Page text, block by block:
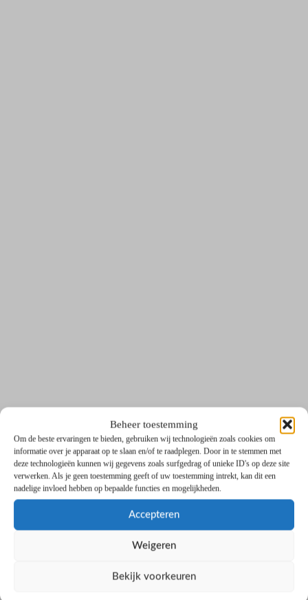
Beheer toestemming
Om de beste ervaringen te bieden, gebruiken wij technologieën zoals cookies om
informatie over je apparaat op te slaan en/of te raadplegen. Door in te stemmen met
deze technologieën kunnen wij gegevens zoals surfgedrag of unieke ID's op deze site
verwerken. Als je geen toestemming geeft of uw toestemming intrekt, kan dit een
nadelige invloed hebben op bepaalde functies en mogelijkheden.
Accepteren
Weigeren
Bekijk voorkeuren